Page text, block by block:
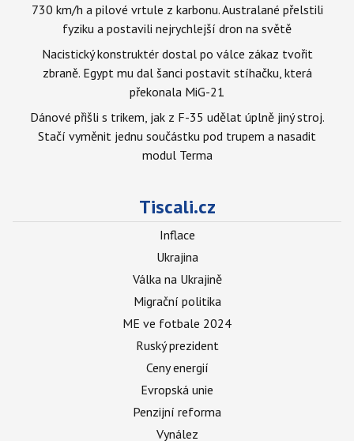
730 km/h a pilové vrtule z karbonu. Australané přelstili
fyziku a postavili nejrychlejší dron na světě
Nacistický konstruktér dostal po válce zákaz tvořit
zbraně. Egypt mu dal šanci postavit stíhačku, která
překonala MiG-21
Dánové přišli s trikem, jak z F-35 udělat úplně jiný stroj.
Stačí vyměnit jednu součástku pod trupem a nasadit
modul Terma
Tiscali.cz
Inflace
Ukrajina
Válka na Ukrajině
Migrační politika
ME ve fotbale 2024
Ruský prezident
Ceny energií
Evropská unie
Penzijní reforma
Vynález